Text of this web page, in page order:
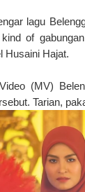
lagu
of
Husaini Hajat.
(MV)
Tarian,